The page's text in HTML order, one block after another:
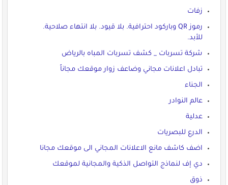
زفات
رموز QR وباركود احترافية. بلا قيود. بلا انتهاء صلاحية.
للأبد.
شركة تسربات _ كشف تسربات المباه بالرياض
تبادل اعلانات مجاني وضاعف زوار موقعك مجاناً
الجناء
عالم النوادر
عدلية
الدرع للبصريات
اضف كاشف مانع الاعلانات المجاني الى موقعك مجانا
دي إف لنماذج التواصل الذكية والمجانية لموقعك
ذوق